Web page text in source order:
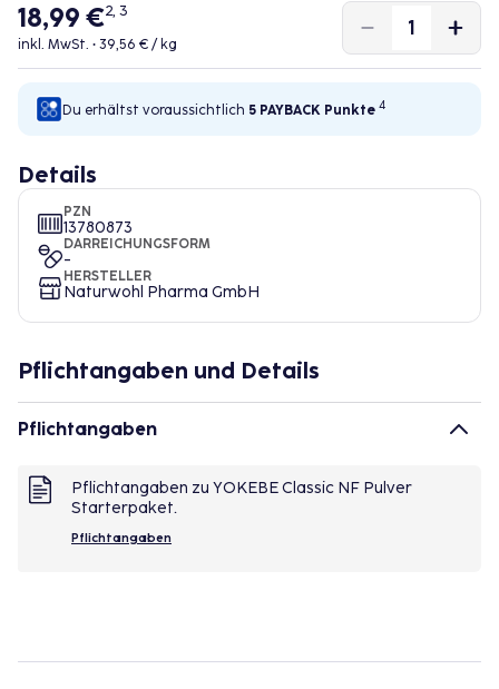
18,99 €2, 3
inkl. MwSt. • 39,56 € / kg
Du erhältst voraussichtlich 5 PAYBACK Punkte 4
Details
PZN
13780873
DARREICHUNGSFORM
-
HERSTELLER
Naturwohl Pharma GmbH
Pflichtangaben und Details
Pflichtangaben
Pflichtangaben zu YOKEBE Classic NF Pulver
Starterpaket.
Pflichtangaben